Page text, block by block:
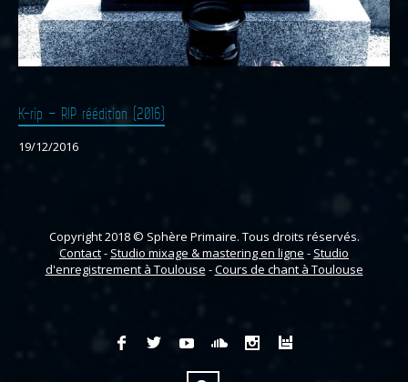
K-rip – RIP réédition (2016)
19/12/2016
Copyright 2018 © Sphère Primaire. Tous droits réservés.
Contact- Studio mixage & mastering en ligne - Studio
d'enregistrement à Toulouse -Cours de chant à Toulouse